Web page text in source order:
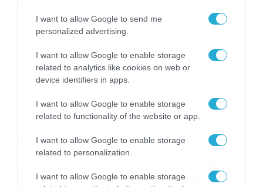
I want to allow Google to send me
personalized advertising.
I want to allow Google to enable storage
related to analytics like cookies on web or
device identifiers in apps.
I want to allow Google to enable storage
related to functionality of the website or app.
I want to allow Google to enable storage
related to personalization.
I want to allow Google to enable storage
Πανθρακικού
Τα φιλικά προετοιμασίας ανακοίνωσε η διοίκηση του
Πανθρακικού… Το βασικό στάδιο της καλοκαιρινής
προετοιμασίας ενόψει της αγωνιστικής περιόδου 2016-
17 πρόκειται να πραγματοποιηθεί για δεύτερη
διαδοχική χρονιά στο φιλόξενο Βώλακα της Δράμας. Η
ομάδα μας θα εγκατασταθεί στο ξενοδοχείο «Τ’ αλώνι
του κυρ Θανάση» από τις 4 ως τις 12 Αυγούστου.
Παράλληλα, κατά τη διάρκεια του […]
Ροή Ειδήσεων
θερμοκρασία, 40άρια το